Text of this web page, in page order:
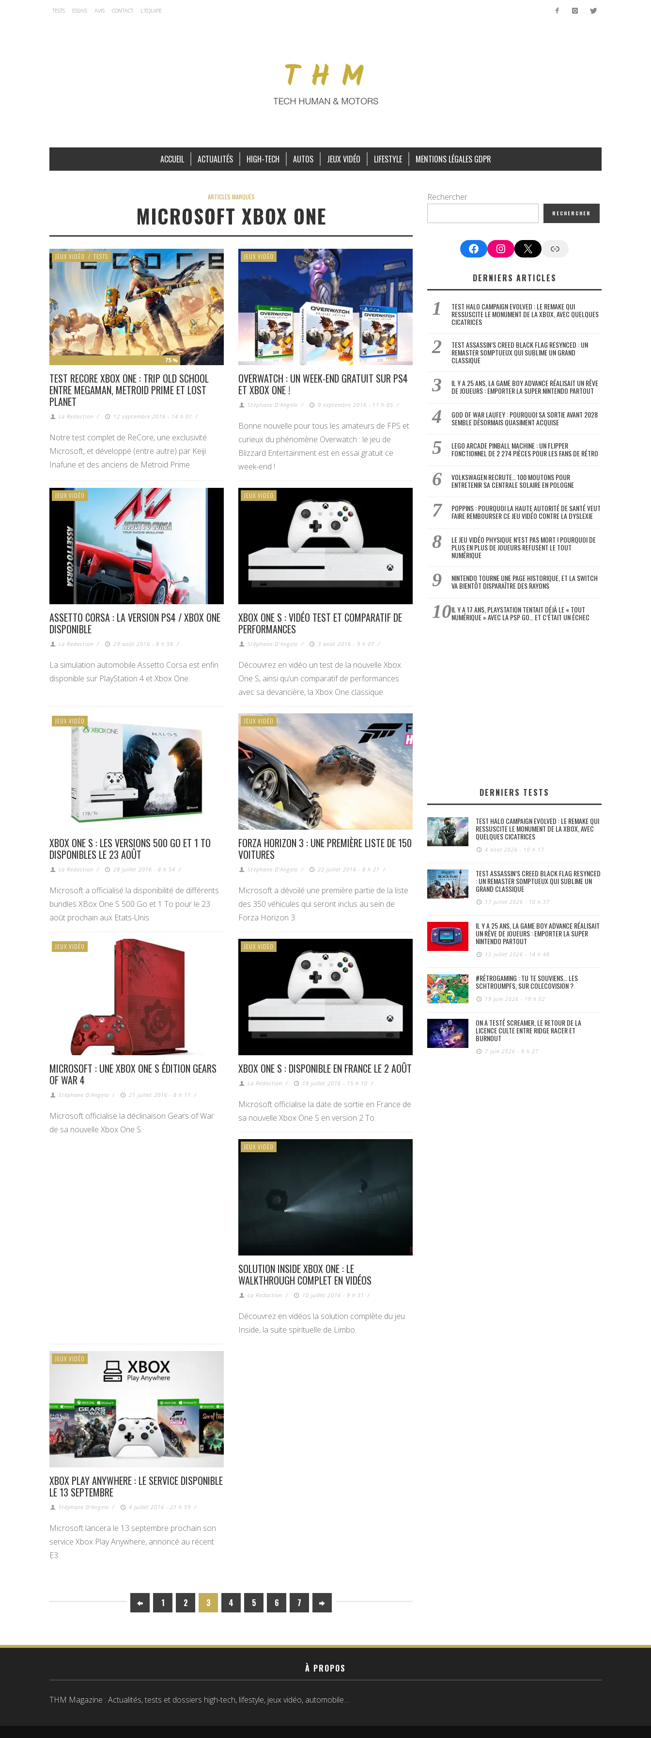
TESTS ESSAIS AVIS CONTACT L’ÉQUIPE
ACCUEIL ACTUALITÉS HIGH-TECH AUTOS JEUX VIDÉO LIFESTYLE MENTIONS LÉGALES GDPR
ARTICLES MARQUÉS
MICROSOFT XBOX ONE
75 %
JEUX VIDÉO / TESTS
TEST RECORE XBOX ONE : TRIP OLD SCHOOL
ENTRE MEGAMAN, METROID PRIME ET LOST
PLANET
La Redaction / 12 septembre 2016 - 14 h 01 /
Notre test complet de ReCore, une exclusivité
Microsoft, et développé (entre autre) par Keiji
Inafune et des anciens de Metroid Prime.
JEUX VIDÉO
OVERWATCH : UN WEEK-END GRATUIT SUR PS4
ET XBOX ONE !
Stéphane D'Angelo / 9 septembre 2016 - 11 h 05 /
Bonne nouvelle pour tous les amateurs de FPS et
curieux du phénomène Overwatch : le jeu de
Blizzard Entertainment est en essai gratuit ce
week-end !
JEUX VIDÉO
ASSETTO CORSA : LA VERSION PS4 / XBOX ONE
DISPONIBLE
La Redaction / 29 août 2016 - 8 h 56 /
La simulation automobile Assetto Corsa est enfin
disponible sur PlayStation 4 et Xbox One.
JEUX VIDÉO
XBOX ONE S : VIDÉO TEST ET COMPARATIF DE
PERFORMANCES
Stéphane D'Angelo / 3 août 2016 - 9 h 07 /
Découvrez en vidéo un test de la nouvelle Xbox
One S, ainsi qu’un comparatif de performances
avec sa devancière, la Xbox One classique.
JEUX VIDÉO
XBOX ONE S : LES VERSIONS 500 GO ET 1 TO
DISPONIBLES LE 23 AOÛT
La Redaction / 28 juillet 2016 - 8 h 54 /
Microsoft a officialisé la disponibilité de différents
bundles XBox One S 500 Go et 1 To pour le 23
août prochain aux Etats-Unis.
JEUX VIDÉO
FORZA HORIZON 3 : UNE PREMIÈRE LISTE DE 150
VOITURES
Stéphane D'Angelo / 22 juillet 2016 - 8 h 21 /
Microsoft a dévoilé une première partie de la liste
des 350 véhicules qui seront inclus au sein de
Forza Horizon 3.
JEUX VIDÉO
MICROSOFT : UNE XBOX ONE S ÉDITION GEARS
OF WAR 4
Stéphane D'Angelo / 21 juillet 2016 - 8 h 11 /
Microsoft officialise la déclinaison Gears of War
de sa nouvelle Xbox One S.
JEUX VIDÉO
XBOX ONE S : DISPONIBLE EN FRANCE LE 2 AOÛT
La Redaction / 18 juillet 2016 - 15 h 10 /
Microsoft officialise la date de sortie en France de
sa nouvelle Xbox One S en version 2 To.
JEUX VIDÉO
SOLUTION INSIDE XBOX ONE : LE
WALKTHROUGH COMPLET EN VIDÉOS
La Redaction / 10 juillet 2016 - 9 h 31 /
Découvrez en vidéos la solution complète du jeu
Inside, la suite spirituelle de Limbo.
JEUX VIDÉO
XBOX PLAY ANYWHERE : LE SERVICE DISPONIBLE
LE 13 SEPTEMBRE
Stéphane D'Angelo / 4 juillet 2016 - 21 h 59 /
Microsoft lancera le 13 septembre prochain son
service Xbox Play Anywhere, annoncé au récent
E3.
1 2 3 4 5 6 7
Rechercher
RECHERCHER
FacebookInstagram
X Google News
DERNIERS ARTICLES
TEST HALO CAMPAIGN EVOLVED : LE REMAKE QUI
RESSUSCITE LE MONUMENT DE LA XBOX, AVEC QUELQUES
CICATRICES
TEST ASSASSIN’S CREED BLACK FLAG RESYNCED : UN
REMASTER SOMPTUEUX QUI SUBLIME UN GRAND
CLASSIQUE
IL Y A 25 ANS, LA GAME BOY ADVANCE RÉALISAIT UN RÊVE
DE JOUEURS : EMPORTER LA SUPER NINTENDO PARTOUT
GOD OF WAR LAUFEY : POURQUOI SA SORTIE AVANT 2028
SEMBLE DÉSORMAIS QUASIMENT ACQUISE
LEGO ARCADE PINBALL MACHINE : UN FLIPPER
FONCTIONNEL DE 2 274 PIÈCES POUR LES FANS DE RÉTRO
VOLKSWAGEN RECRUTE… 100 MOUTONS POUR
ENTRETENIR SA CENTRALE SOLAIRE EN POLOGNE
POPPINS : POURQUOI LA HAUTE AUTORITÉ DE SANTÉ VEUT
FAIRE REMBOURSER CE JEU VIDÉO CONTRE LA DYSLEXIE
LE JEU VIDÉO PHYSIQUE N’EST PAS MORT ! POURQUOI DE
PLUS EN PLUS DE JOUEURS REFUSENT LE TOUT
NUMÉRIQUE
NINTENDO TOURNE UNE PAGE HISTORIQUE, ET LA SWITCH
VA BIENTÔT DISPARAÎTRE DES RAYONS
IL Y A 17 ANS, PLAYSTATION TENTAIT DÉJÀ LE « TOUT
NUMÉRIQUE » AVEC LA PSP GO… ET C’ÉTAIT UN ÉCHEC
DERNIERS TESTS
TEST HALO CAMPAIGN EVOLVED : LE REMAKE QUI
RESSUSCITE LE MONUMENT DE LA XBOX, AVEC
QUELQUES CICATRICES
4 août 2026 - 10 h 17
TEST ASSASSIN’S CREED BLACK FLAG RESYNCED
: UN REMASTER SOMPTUEUX QUI SUBLIME UN
GRAND CLASSIQUE
17 juillet 2026 - 10 h 37
IL Y A 25 ANS, LA GAME BOY ADVANCE RÉALISAIT
UN RÊVE DE JOUEURS : EMPORTER LA SUPER
NINTENDO PARTOUT
13 juillet 2026 - 14 h 48
#RÉTROGAMING : TU TE SOUVIENS… LES
SCHTROUMPFS, SUR COLECOVISION ?
19 juin 2026 - 19 h 02
ON A TESTÉ SCREAMER, LE RETOUR DE LA
LICENCE CULTE ENTRE RIDGE RACER ET
BURNOUT
7 juin 2026 - 9 h 27
À PROPOS
THM Magazine : Actualités, tests et dossiers high-tech, lifestyle, jeux vidéo, automobile…